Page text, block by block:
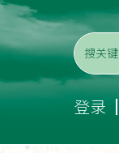
搜关
登录